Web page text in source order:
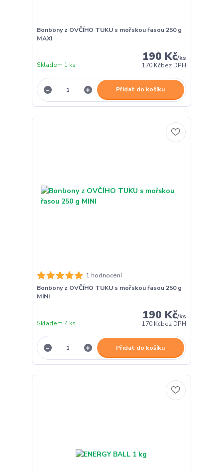
Bonbony z OVČÍHO TUKU s mořskou řasou 250 g
MAXI
190 Kč/ks
170 Kčbez DPH
Skladem 1 ks
Přidat do košíku
1 hodnocení
Bonbony z OVČÍHO TUKU s mořskou řasou 250 g
MINI
190 Kč/ks
170 Kčbez DPH
Skladem 4 ks
Přidat do košíku